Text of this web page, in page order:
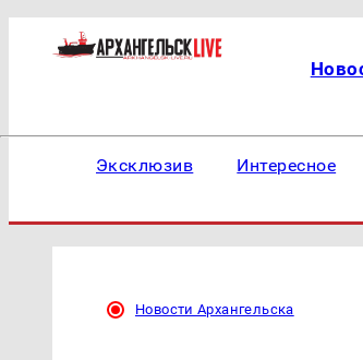
Эксклюзив Интересное
Новости Архангельска